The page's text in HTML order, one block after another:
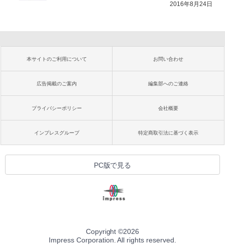
2016年8月24日
本サイトのご利用について お問い合わせ
広告掲載のご案内 編集部へのご連絡
プライバシーポリシー 会社概要
インプレスグループ 特定商取引法に基づく表示
PC版で見る
Copyright ©2026
Impress Corporation. All rights reserved.